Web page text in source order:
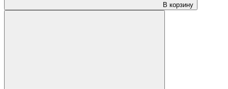
В корзину